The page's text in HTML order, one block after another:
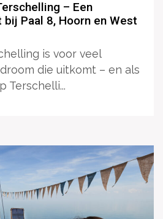
– Een
Paal 8, Hoorn en West
is voor veel
die uitkomt – en als
Terschelli...